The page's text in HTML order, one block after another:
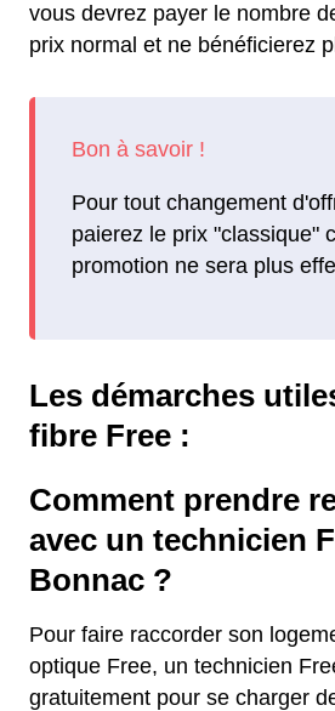
vous devrez payer le nombre
prix normal et ne bénéficierez
Pour tout changement
paierez le prix "classique"
promotion ne sera plus
Les démarches
fibre Free :
Comment prendre
avec un technicien
Bonnac ?
Pour faire raccorder son
optique Free, un technicien
gratuitement pour se charger